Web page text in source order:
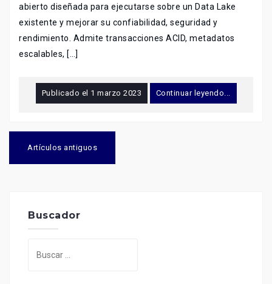
abierto diseñada para ejecutarse sobre un Data Lake
existente y mejorar su confiabilidad, seguridad y
rendimiento. Admite transacciones ACID, metadatos
escalables, […]
Publicado el 1 marzo 2023 Continuar leyendo...
Artículos antiguos
Buscador